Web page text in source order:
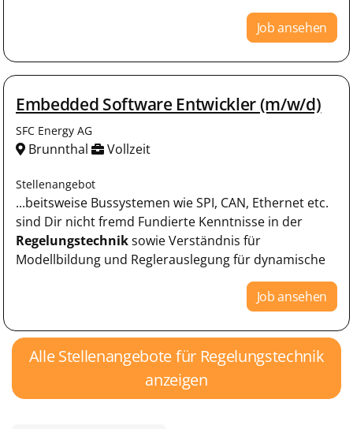
Job ansehen
Embedded Software Entwickler (m/w/d)
SFC Energy AG
Brunnthal Vollzeit
Stellenangebot
...beitsweise Bussystemen wie SPI, CAN, Ethernet etc.
sind Dir nicht fremd Fundierte Kenntnisse in der
Regelungstechniksowie Verständnis für
Modellbildung und Reglerauslegung für dynamische
Job ansehen
Alle Stellenangebote für Regelungstechnik
anzeigen